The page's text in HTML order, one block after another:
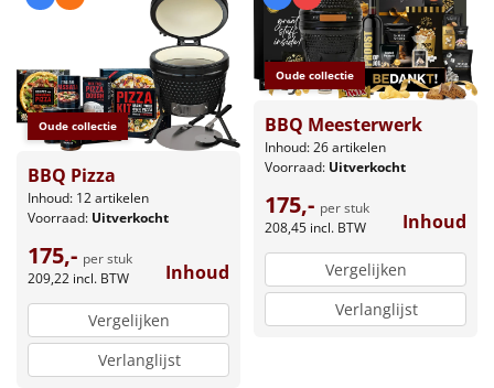
Oude collectie
BBQ Pizza
Inhoud: 12 artikelen
Voorraad: Uitverkocht
175,- per stuk
209,22 incl. BTW Inhoud
Vergelijken
Verlanglijst
Oude collectie
BBQ Meesterwerk
Inhoud: 26 artikelen
Voorraad: Uitverkocht
175,- per stuk
208,45 incl. BTW Inhoud
Vergelijken
Verlanglijst